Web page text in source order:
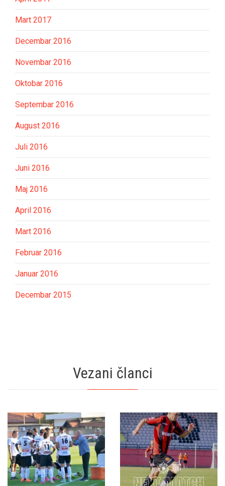
Mart 2017
Decembar 2016
Novembar 2016
Oktobar 2016
Septembar 2016
August 2016
Juli 2016
Juni 2016
Maj 2016
April 2016
Mart 2016
Februar 2016
Januar 2016
Decembar 2015
Vezani članci